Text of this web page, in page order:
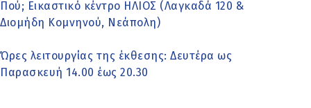
Πού; Εικαστικό κέντρο ΗΛΙΟΣ (Λαγκαδά 120 &
Διομήδη Κομνηνού, Νεάπολη)
Ώρες λειτουργίας της έκθεσης: Δευτέρα ως
Παρασκευή 14.00 έως 20.30